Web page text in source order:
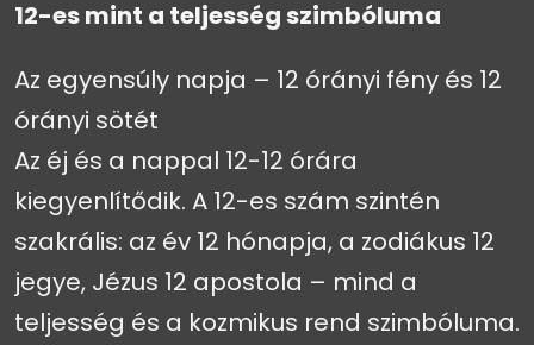
12-es mint a teljesség szimbóluma
Az egyensúly napja – 12 órányi fény és 12
órányi sötét
Az éj és a nappal 12-12 órára
kiegyenlítődik. A 12-es szám szintén
szakrális: az év 12 hónapja, a zodiákus 12
jegye, Jézus 12 apostola – mind a
teljesség és a kozmikus rend szimbóluma.